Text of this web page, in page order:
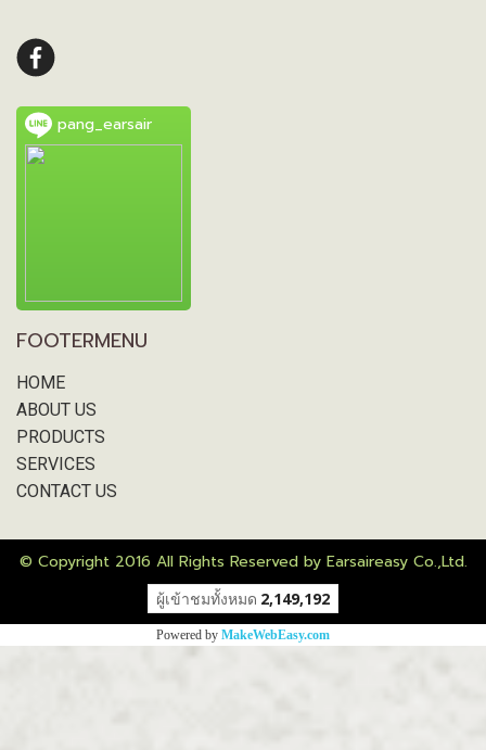
pang_earsair
FOOTERMENU
HOME
ABOUT US
PRODUCTS
SERVICES
CONTACT US
© Copyright 2016 All Rights Reserved by Earsaireasy Co.,Ltd.
ผู้เข้าชมวันนี้ 1
Powered by MakeWebEasy.com